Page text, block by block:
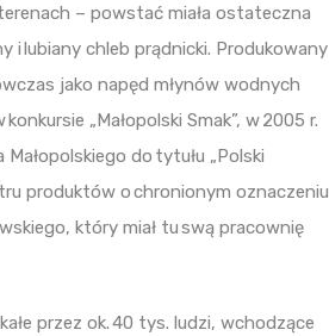
– powstać miała ostateczna
i lubiany chleb prądnicki. Produkowany
jako napęd młynów wodnych
„Małopolski Smak”, w 2005 r.
do tytułu „Polski
produktów o chronionym oznaczeniu
który miał tu swą pracownię
przez ok. 40 tys. ludzi, wchodzące